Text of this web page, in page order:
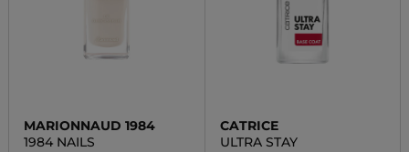
MARIONNAUD 1984
1984 NAILS
CATRICE
ULTRA STAY